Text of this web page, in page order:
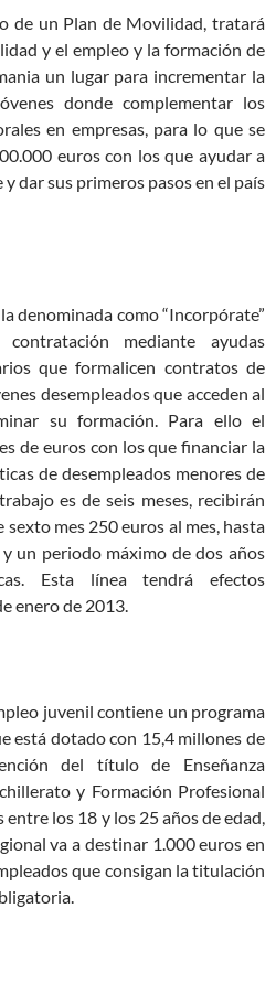
de un Plan de Movilidad, tratará
y el empleo y la formación de
un lugar para incrementar la
donde complementar los
en empresas, para lo que se
euros con los que ayudar a
dar sus primeros pasos en el país
denominada como “Incorpórate”
mediante ayudas
que formalicen contratos de
desempleados que acceden al
su formación. Para ello el
de euros con los que financiar la
de desempleados menores de
es de seis meses, recibirán
sexto mes 250 euros al mes, hasta
un periodo máximo de dos años
Esta línea tendrá efectos
enero de 2013.
juvenil contiene un programa
está dotado con 15,4 millones de
del título de Enseñanza
y Formación Profesional
los 18 y los 25 años de edad,
va a destinar 1.000 euros en
que consigan la titulación